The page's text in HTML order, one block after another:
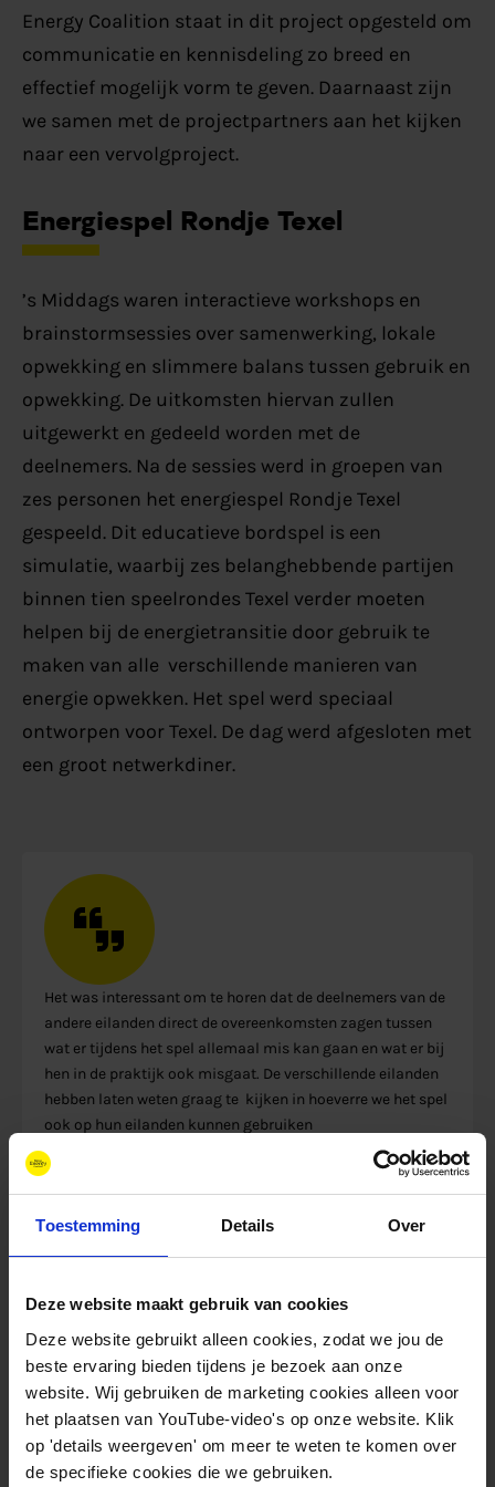
Toestemming Details Over
Deze website maakt gebruik van cookies
Deze website gebruikt alleen cookies, zodat we jou de
beste ervaring bieden tijdens je bezoek aan onze
website. Wij gebruiken de marketing cookies alleen voor
het plaatsen van YouTube-video's op onze website. Klik
op 'details weergeven' om meer te weten te komen over
de specifieke cookies die we gebruiken.
Energy Coalition staat in dit project opgesteld om
communicatie en kennisdeling zo breed en
effectief mogelijk vorm te geven. Daarnaast zijn
we samen met de projectpartners aan het kijken
naar een vervolgproject.
Energiespel Rondje Texel
’s Middags waren interactieve workshops en
brainstormsessies over samenwerking, lokale
opwekking en slimmere balans tussen gebruik en
opwekking. De uitkomsten hiervan zullen
uitgewerkt en gedeeld worden met de
deelnemers. Na de sessies werd in groepen van
zes personen het energiespel Rondje Texel
gespeeld. Dit educatieve bordspel is een
simulatie, waarbij zes belanghebbende partijen
binnen tien speelrondes Texel verder moeten
helpen bij de energietransitie door gebruik te
maken van alle verschillende manieren van
energie opwekken. Het spel werd speciaal
ontworpen voor Texel. De dag werd afgesloten met
een groot netwerkdiner.
Het was interessant om te horen dat de deelnemers van de
andere eilanden direct de overeenkomsten zagen tussen
wat er tijdens het spel allemaal mis kan gaan en wat er bij
hen in de praktijk ook misgaat. De verschillende eilanden
hebben laten weten graag te kijken in hoeverre we het spel
ook op hun eilanden kunnen gebruiken
- Pepijn Lijklema, direteur Texlabs
Over SMILE
Het EU-project SMILE voert demonstraties van
negen verschillende smart grid technologieën uit
op de eilanden Madeira, Orkney Islands & Samsø.
Stakeholder engagement is hierbij een belangrijk
onderdeel.